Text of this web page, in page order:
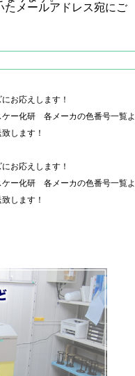
たメールアドレス宛にご
お応えします！
ケー化研 各メーカの色番号一覧よ
します！
お応えします！
ケー化研 各メーカの色番号一覧よ
します！